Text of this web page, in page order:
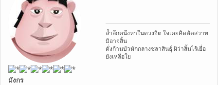
มังกร
ล้ำลึกคนึงหาในดวงจิต ใจเคยคิดตัดสวาท
มิอาจสิ้น
ดั่งก้านบัวหักกลางชลาสินธุ์ ผิว่าสิ้นไร้เยื่อ
ยังเหลือใย